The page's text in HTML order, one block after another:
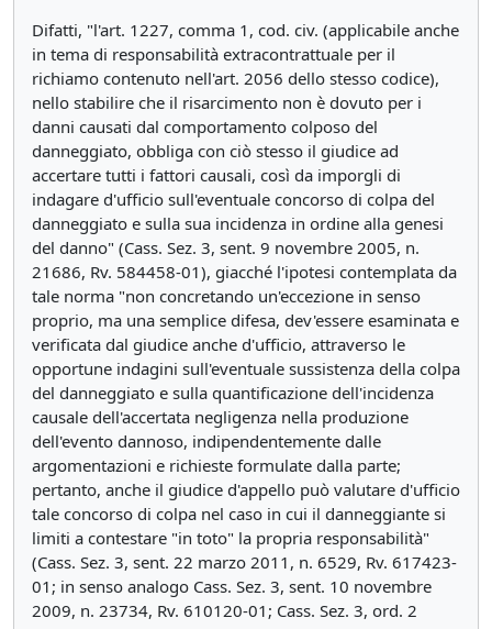
Difatti, "l'art. 1227, comma 1, cod. civ. (applicabile anche
in tema di responsabilità extracontrattuale per il
richiamo contenuto nell'art. 2056 dello stesso codice),
nello stabilire che il risarcimento non è dovuto per i
danni causati dal comportamento colposo del
danneggiato, obbliga con ciò stesso il giudice ad
accertare tutti i fattori causali, così da imporgli di
indagare d'ufficio sull'eventuale concorso di colpa del
danneggiato e sulla sua incidenza in ordine alla genesi
del danno" (Cass. Sez. 3, sent. 9 novembre 2005, n.
21686, Rv. 584458-01), giacché l'ipotesi contemplata da
tale norma "non concretando un'eccezione in senso
proprio, ma una semplice difesa, dev'essere esaminata e
verificata dal giudice anche d'ufficio, attraverso le
opportune indagini sull'eventuale sussistenza della colpa
del danneggiato e sulla quantificazione dell'incidenza
causale dell'accertata negligenza nella produzione
dell'evento dannoso, indipendentemente dalle
argomentazioni e richieste formulate dalla parte;
pertanto, anche il giudice d'appello può valutare d'ufficio
tale concorso di colpa nel caso in cui il danneggiante si
limiti a contestare "in toto" la propria responsabilità"
(Cass. Sez. 3, sent. 22 marzo 2011, n. 6529, Rv. 617423-
01; in senso analogo Cass. Sez. 3, sent. 10 novembre
2009, n. 23734, Rv. 610120-01; Cass. Sez. 3, ord. 2